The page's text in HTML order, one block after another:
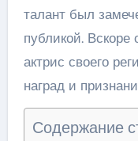
талант был
публикой.
актрис своего
наград и
Содержание